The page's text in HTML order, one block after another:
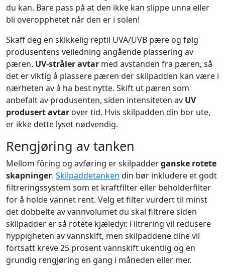
du kan. Bare pass på at den ikke kan slippe unna eller
bli overopphetet når den er i solen!
Skaff deg en skikkelig reptil UVA/UVB pære og følg
produsentens veiledning angående plassering av
pæren. UV-stråler avtar med avstanden fra pæren, så
det er viktig å plassere pæren der skilpadden kan være i
nærheten av å ha best nytte. Skift ut pæren som
anbefalt av produsenten, siden intensiteten av UV
produsert avtar over tid. Hvis skilpadden din bor ute,
er ikke dette lyset nødvendig.
Rengjøring av tanken
Mellom fôring og avføring er skilpadderganske rotete
skapninger. Skilpaddetanken din bør inkludere et godt
filtreringssystem som et kraftfilter eller beholderfilter
for å holde vannet rent. Velg et filter vurdert til minst
det dobbelte av vannvolumet du skal filtrere siden
skilpadder er så rotete kjæledyr. Filtrering vil redusere
hyppigheten av vannskift, men skilpaddene dine vil
fortsatt kreve 25 prosent vannskift ukentlig og en
grundig rengjøring en gang i måneden eller mer.